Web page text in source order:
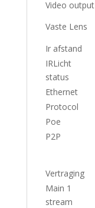
Video output
Vaste Lens
Ir afstand
IRLicht
status
Ethernet
Protocol
Poe
P2P
Vertraging
Main 1
stream